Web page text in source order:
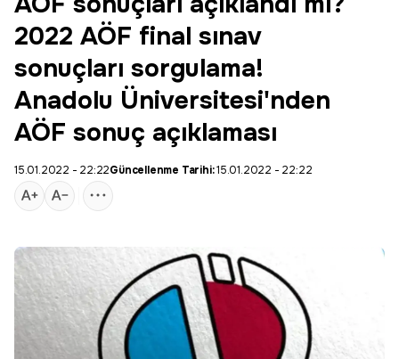
2022 AÖF final sınav
sonuçları sorgulama!
Anadolu Üniversitesi'nden
AÖF sonuç açıklaması
15.01.2022 - 22:22Güncellenme Tarihi:15.01.2022 - 22:22